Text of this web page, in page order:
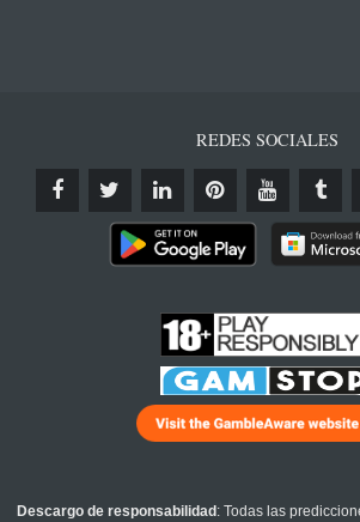
REDES SOCIALES
Descargo de responsabilidad : Todas las